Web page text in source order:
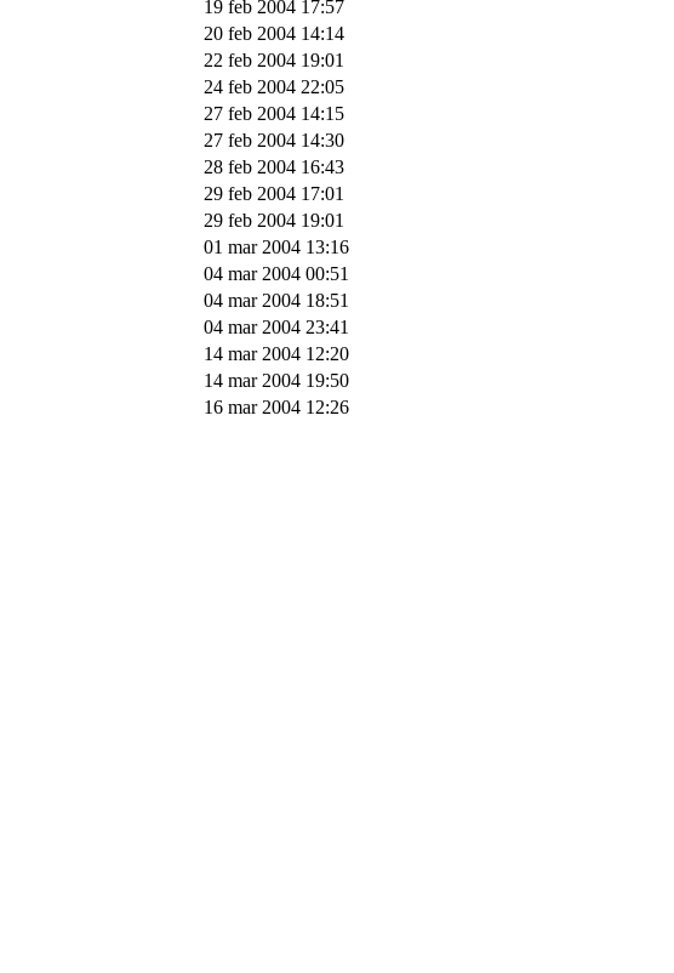
19 feb 2004 17:57
20 feb 2004 14:14
22 feb 2004 19:01
24 feb 2004 22:05
27 feb 2004 14:15
27 feb 2004 14:30
28 feb 2004 16:43
29 feb 2004 17:01
29 feb 2004 19:01
01 mar 2004 13:16
04 mar 2004 00:51
04 mar 2004 18:51
04 mar 2004 23:41
14 mar 2004 12:20
14 mar 2004 19:50
16 mar 2004 12:26